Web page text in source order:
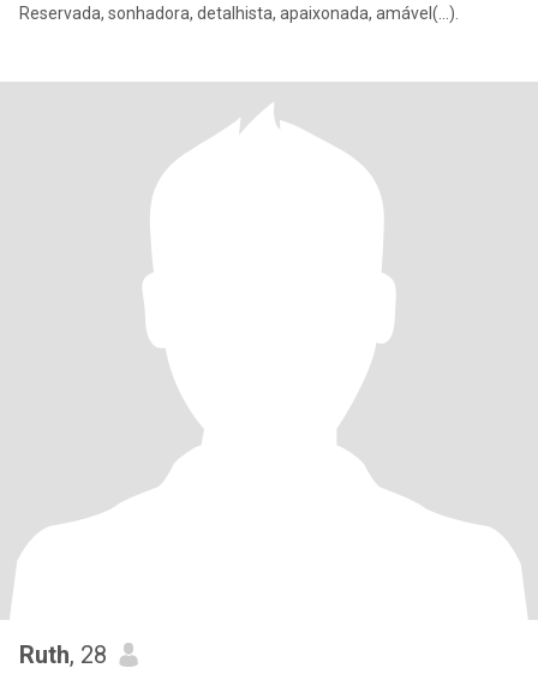
Reservada, sonhadora, detalhista, apaixonada, amável(...).
Ruth, 28